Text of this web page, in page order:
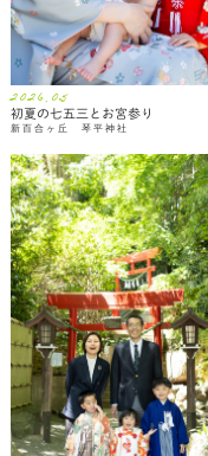
2026.05
初夏の七五三とお宮参り
新百合ヶ丘 琴平神社